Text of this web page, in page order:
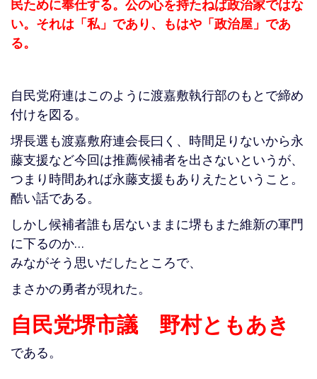
民ために奉仕する。公の心を持たねば政治家ではな
い。それは「私」であり、もはや「政治屋」であ
る。
自民党府連はこのように渡嘉敷執行部のもとで締め
付けを図る。
堺長選も渡嘉敷府連会長曰く、時間足りないから永
藤支援など今回は推薦候補者を出さないというが、
つまり時間あれば永藤支援もありえたということ。
酷い話である。
しかし候補者誰も居ないままに堺もまた維新の軍門
に下るのか…
みながそう思いだしたところで、
まさかの勇者が現れた。
自民党堺市議 野村ともあき
である。